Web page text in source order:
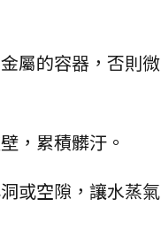
屬的容器，否則微
，累積髒汙。
或空隙，讓水蒸氣